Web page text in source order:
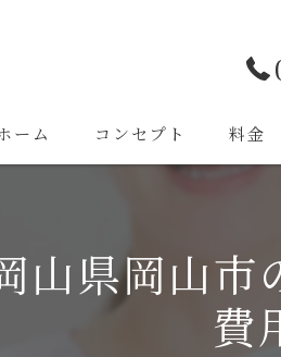
ーム コンセプト 料金
県岡山市
費